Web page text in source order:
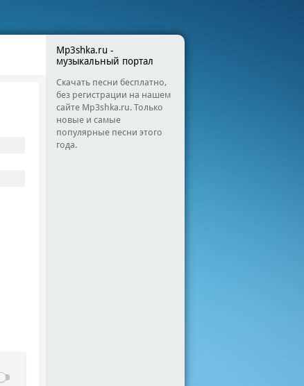
Mp3shka.ru -
музыкальный портал
Скачать песни бесплатно,
без регистрации на нашем
сайте Mp3shka.ru. Только
новые и самые
популярные песни этого
года.